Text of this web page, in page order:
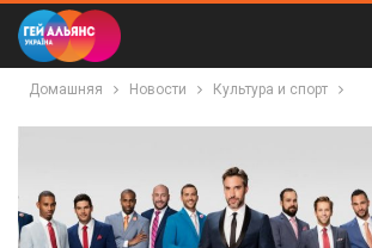
Домашняя Новости Культура и спорт